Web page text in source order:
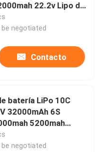
22.2v Lipo del
UAV del helicóptero
be negotiated
Contacto
batería LiPo 10C
32000mAh 6S
5200mah
Enchufe
be negotiated